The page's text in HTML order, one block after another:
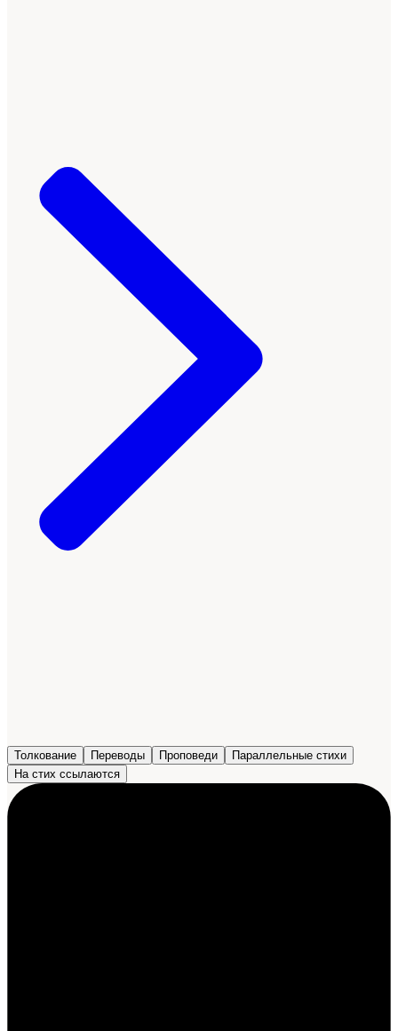
Толкование Переводы Проповеди
Параллельные стихи
На стих ссылаются